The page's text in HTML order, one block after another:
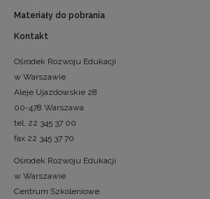
Materiały do pobrania
Kontakt
Ośrodek Rozwoju Edukacji
w Warszawie
Aleje Ujazdowskie 28
00-478 Warszawa
tel. 22 345 37 00
fax 22 345 37 70
Ośrodek Rozwoju Edukacji
w Warszawie
Centrum Szkoleniowe